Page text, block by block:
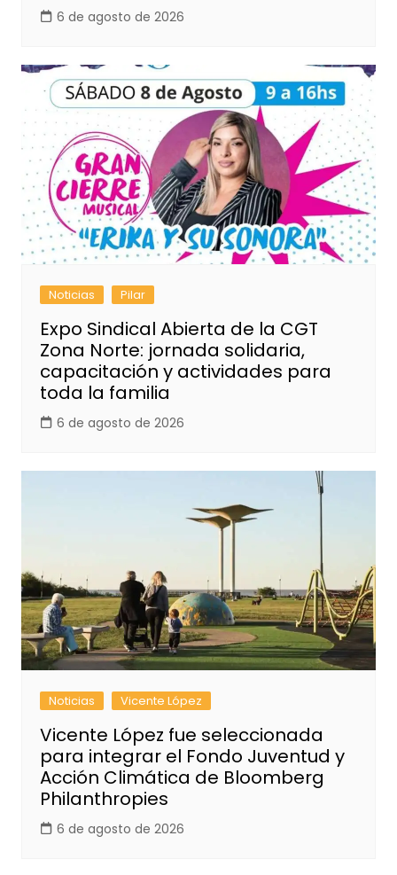
6 de agosto de 2026
Noticias Pilar
Expo Sindical Abierta de la CGT
Zona Norte: jornada solidaria,
capacitación y actividades para
toda la familia
6 de agosto de 2026
Noticias Vicente López
Vicente López fue seleccionada
para integrar el Fondo Juventud y
Acción Climática de Bloomberg
Philanthropies
6 de agosto de 2026